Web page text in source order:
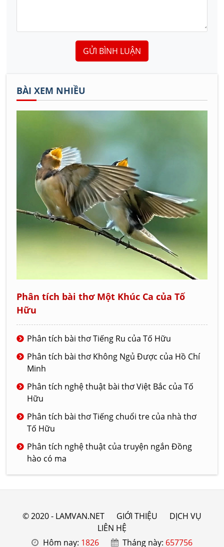
GỬI BÌNH LUẬN
BÀI XEM NHIỀU
Phân tích bài thơ Một Khúc Ca của Tố
Hữu
Phân tích bài thơ Tiếng Ru của Tố Hữu
Phân tích bài thơ Không Ngủ Được của Hồ Chí
Minh
Phân tích nghệ thuật bài thơ Việt Bắc của Tố
Hữu
Phân tích bài thơ Tiếng chuổi tre của nhà thơ
Tố Hữu
Phân tích nghệ thuật của truyện ngắn Đồng
hào có ma
© 2020 - LAMVAN.NET GIỚI THIỆU
DỊCH VỤ
LIÊN HỆ
Hôm nay: 1826 Tháng này: 657756